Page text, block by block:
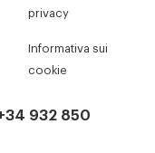
privacy
Informativa sui
cookie
932 850